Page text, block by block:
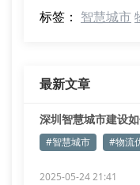
标签： 智慧城市
最新文章
深圳智慧城市建设
#智慧城市 #物流
2025-05-24 21:41